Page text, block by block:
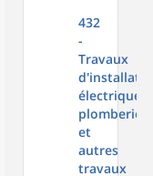
432
-
Travaux
d'installation
électrique,
plomberie
et
autres
travaux